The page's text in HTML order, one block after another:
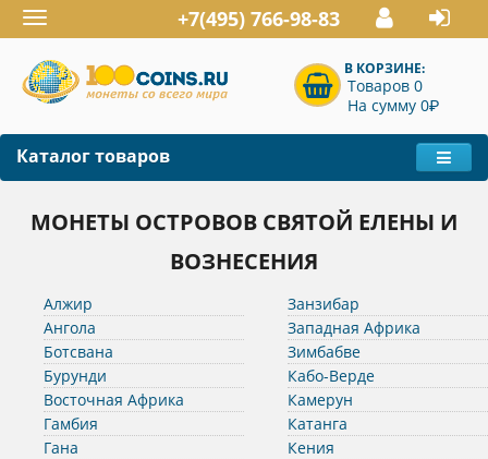
Toggle
navigation
+7(495) 766-98-83
В КОРЗИНЕ:
Товаров 0
На сумму 0P
Каталог товаров
МОНЕТЫ ОСТРОВОВ СВЯТОЙ ЕЛЕНЫ И
ВОЗНЕСЕНИЯ
Алжир
Ангола
Ботсвана
Бурунди
Восточная Африка
Гамбия
Гана
Занзибар
Западная Африка
Зимбабве
Кабо-Верде
Камерун
Катанга
Кения